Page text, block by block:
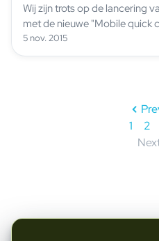
Wij zijn trots op de lancering
met de nieuwe "Mobile quick
5 nov. 2015
1
2